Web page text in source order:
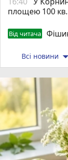
площею 100
Від читача
Всі новини